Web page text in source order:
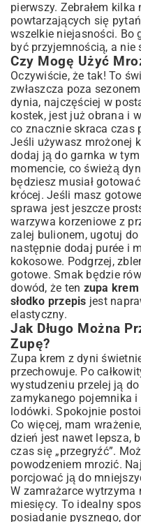
pierwszy. Zebrałem kilka
powtarzających się
wszelkie niejasności. Bo
być przyjemnością, a nie
Czy Mogę Użyć
Oczywiście, że tak! To
zwłaszcza poza
dynia, najczęściej w
kostek, jest już obrana i
co znacznie skraca czas
Jeśli używasz mrożonej
dodaj ją do garnka w
momencie, co świeżą
będziesz musiał
krócej. Jeśli masz
sprawa jest jeszcze
warzywa korzeniowe z
zalej bulionem, ugotuj
następnie dodaj purée i
kokosowe. Podgrzej,
gotowe. Smak będzie
dowód, że ten zupa krem
słodko przepis jest
elastyczny.
Jak Długo Można
Zupę?
Zupa krem z dyni
przechowuje. Po
wystudzeniu przelej ją
zamykanego pojemnika
lodówki. Spokojnie
Co więcej, mam
dzień jest nawet lepsza,
czas się „przegryźć”.
powodzeniem mrozić.
porcjować ją do
W zamrażarce wytrzyma
miesięcy. To idealny
posiadanie pysznego,